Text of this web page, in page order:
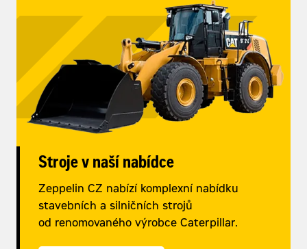
Stroje v naší nabídce
Zeppelin CZ nabízí komplexní nabídku
stavebních a silničních strojů
od renomovaného výrobce Caterpillar.